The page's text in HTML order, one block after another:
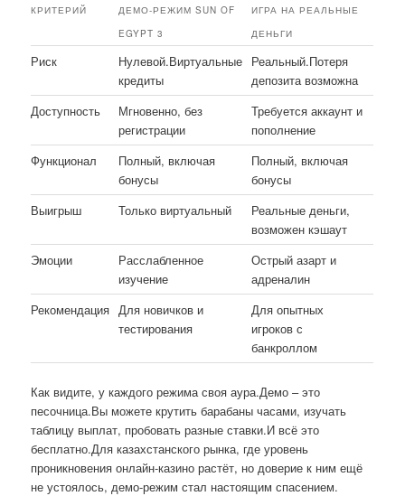
КРИТЕРИЙ
ДЕМО-РЕЖИМ SUN OF
EGYPT 3
ИГРА НА РЕАЛЬНЫЕ
ДЕНЬГИ
Риск
Нулевой.Виртуальные
кредиты
Реальный.Потеря
депозита возможна
Доступность
Мгновенно, без
регистрации
Требуется аккаунт и
пополнение
Функционал
Полный, включая
бонусы
Полный, включая
бонусы
Выигрыш
Только виртуальный
Реальные деньги,
возможен кэшаут
Эмоции
Расслабленное
изучение
Острый азарт и
адреналин
Рекомендация Для новичков и
тестирования
Для опытных
игроков с
банкроллом
Как видите, у каждого режима своя аура.Демо – это
песочница.Вы можете крутить барабаны часами, изучать
таблицу выплат, пробовать разные ставки.И всё это
бесплатно.Для казахстанского рынка, где уровень
проникновения онлайн-казино растёт, но доверие к ним ещё
не устоялось, демо-режим стал настоящим спасением.